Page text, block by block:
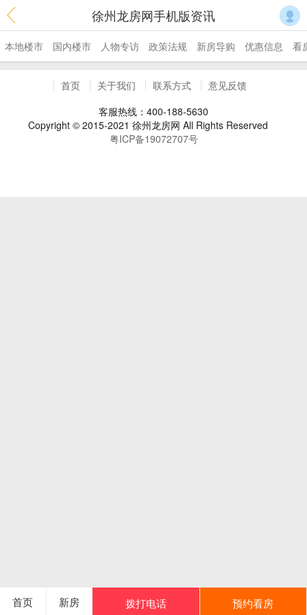
徐州龙房网手机版资讯
本地楼市 国内楼市 人物专访 政策法规 新房导购 优惠信息 看
首页 新房 拨打电话 预约看房
首页 关于我们 联系方式
意见反馈
客服热线：400-188-5630
Copyright © 2015-2021 徐州龙房网 All Rights Reserved
粤ICP备19072707号